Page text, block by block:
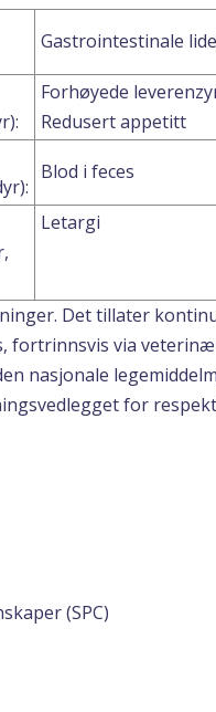
Gastrointestinale
Forhøyede
Redusert appetitt
Blod i feces
Letargi
Det tillater
fortrinnsvis via
nasjonale
for
(SPC)